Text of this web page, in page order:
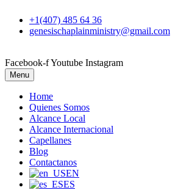
+1(407) 485 64 36
genesischaplainministry@gmail.com
Facebook-fYoutube Instagram
Menu
Home
Quienes Somos
Alcance Local
Alcance Internacional
Capellanes
Blog
Contactanos
EN
ES